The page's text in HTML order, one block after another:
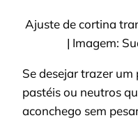
Ajuste de cortina
| Imagem:
Se desejar trazer
pastéis ou neutros
aconchego sem